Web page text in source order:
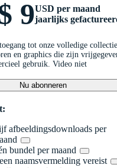
9USD per maand
jaarlijks
tot onze volledige collectie
en graphics die zijn
gebruik. Video niet
Nu abonneren
afbeeldingsdownloads per
bundel per maand
naamsvermelding vereist